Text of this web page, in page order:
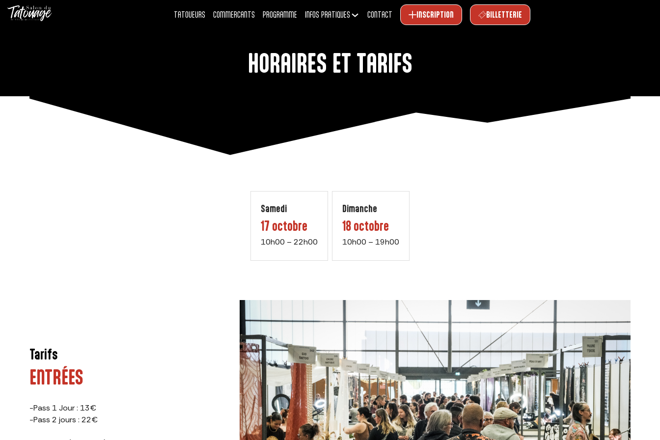
TATOUEURS COMMERCANTS PROGRAMME INFOS PRATIQUES CONTACT INSCRIPTION BILLETTERIE
HORAIRES ET TARIFS
Samedi
17 octobre
10h00 – 22h00
Dimanche
18 octobre
10h00 – 19h00
Tarifs
ENTRÉES
-Pass 1 Jour : 13€
-Pass 2 jours : 22€